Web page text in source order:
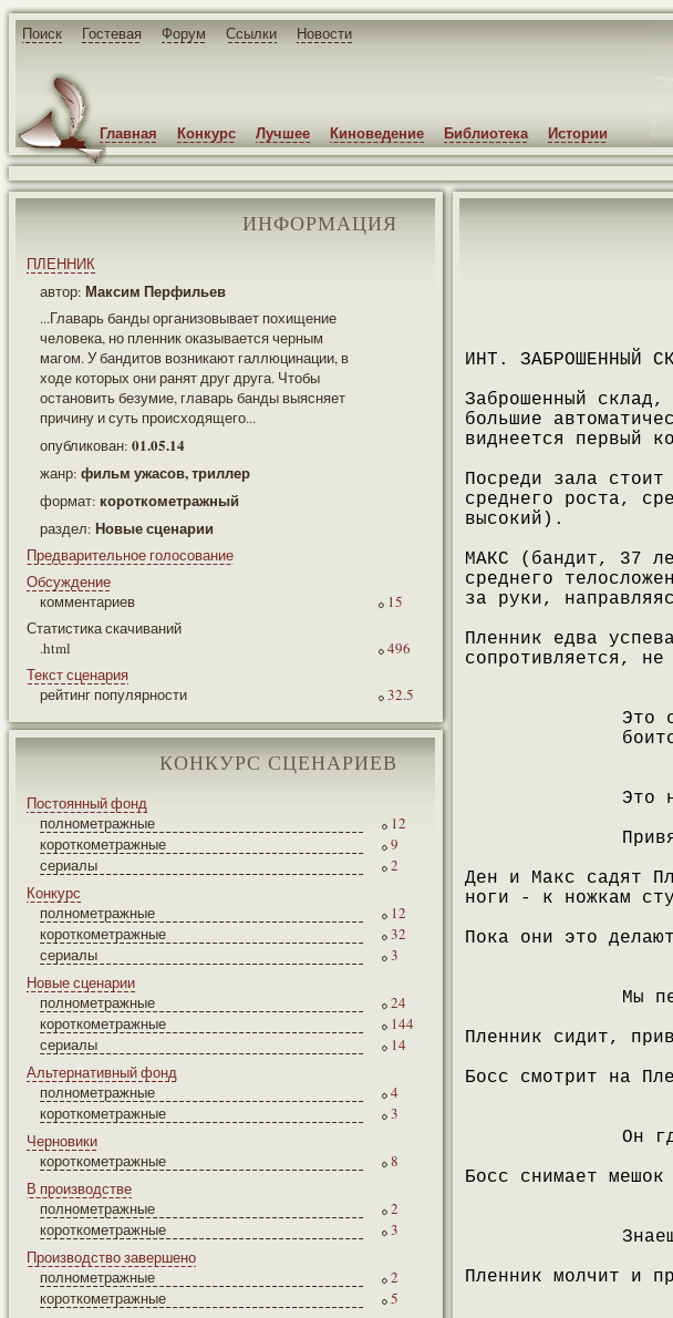
Поиск Гостевая Форум Ссылки Новости
Главная Конкурс Лучшее Киноведение Библиотека Истории
ИНФОРМАЦИЯ
ПЛЕННИК
автор: Максим Перфильев
...Главарь банды организовывает похищение
человека, но пленник оказывается черным
магом. У бандитов возникают галлюцинации, в
ходе которых они ранят друг друга. Чтобы
остановить безумие, главарь банды выясняет
причину и суть происходящего...
опубликован: 01.05.14
жанр: фильм ужасов, триллер
формат: короткометражный
раздел: Новые сценарии
Предварительное голосование
Обсуждение
комментариев
15
Статистика скачиваний
.html
496
Текст сценария
рейтинг популярности
32.5
КОНКУРС СЦЕНАРИЕВ
Постоянный фонд
полнометражные
12
короткометражные
9
сериалы
2
Конкурс
полнометражные
12
короткометражные
32
сериалы
3
Новые сценарии
полнометражные
24
короткометражные
144
сериалы
14
Альтернативный фонд
полнометражные
4
короткометражные
3
Черновики
короткометражные
8
В производстве
полнометражные
2
короткометражные
3
Производство завершено
полнометражные
2
короткометражные
5
ИНТ. ЗАБРОШЕННЫЙ
Заброшенный
большие
виднеется первый
Посреди зала
среднего роста,
высокий).
МАКС (бандит, 37
среднего
за руки,
Пленник едва
сопротивляется,
Это
Это
Ден и Макс садят
ноги - к ножкам
Пока они это
Мы
Пленник сидит,
Босс смотрит на
Он
Босс снимает
Пленник молчит и